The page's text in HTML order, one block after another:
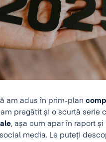
am adus în prim-plan
am pregătit și o scurtă serie
, așa cum apar în raport
media. Le puteți